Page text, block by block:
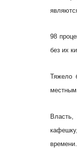
98
без их
Тяжело
местным
Власть,